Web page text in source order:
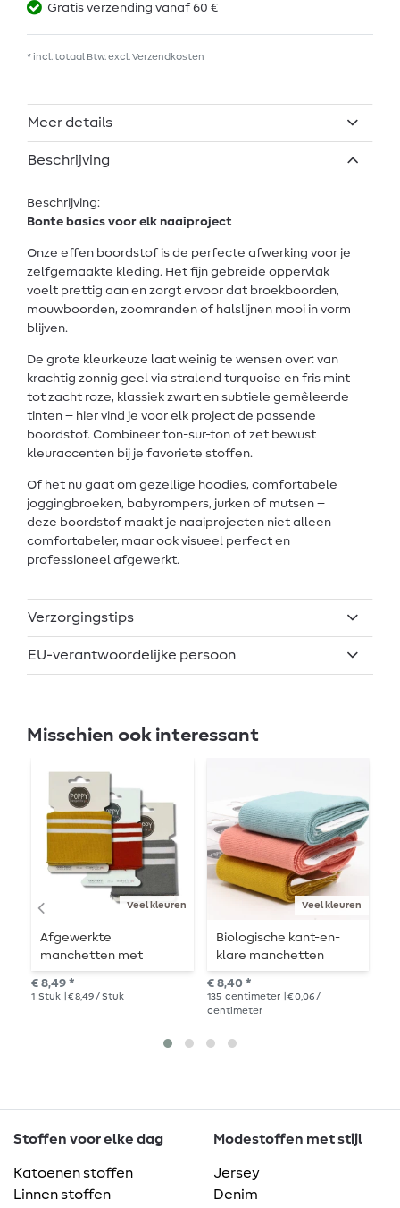
Gratis verzending vanaf 60 €
* incl. totaal Btw. excl. Verzendkosten
Meer details
Beschrijving
Beschrijving:
Bonte basics voor elk naaiproject
Onze effen boordstof is de perfecte afwerking voor je
zelfgemaakte kleding. Het fijn gebreide oppervlak
voelt prettig aan en zorgt ervoor dat broekboorden,
mouwboorden, zoomranden of halslijnen mooi in vorm
blijven.
De grote kleurkeuze laat weinig te wensen over: van
krachtig zonnig geel via stralend turquoise en fris mint
tot zacht roze, klassiek zwart en subtiele gemêleerde
tinten – hier vind je voor elk project de passende
boordstof. Combineer ton-sur-ton of zet bewust
kleuraccenten bij je favoriete stoffen.
Of het nu gaat om gezellige hoodies, comfortabele
joggingbroeken, babyrompers, jurken of mutsen –
deze boordstof maakt je naaiprojecten niet alleen
comfortabeler, maar ook visueel perfect en
professioneel afgewerkt.
Verzorgingstips
EU-verantwoordelijke persoon
Misschien ook interessant
Veel kleuren
Afgewerkte
manchetten met
college strepen
€ 8,49 *
1 Stuk | € 8,49 / Stuk
Veel kleuren
Biologische kant-en-
klare manchetten
€ 8,40 *
135 centimeter
| € 0,06 /
centimeter
Stoffen voor elke dag
Katoenen stoffen
Linnen stoffen
Modestoffen met stijl
Jersey
Denim